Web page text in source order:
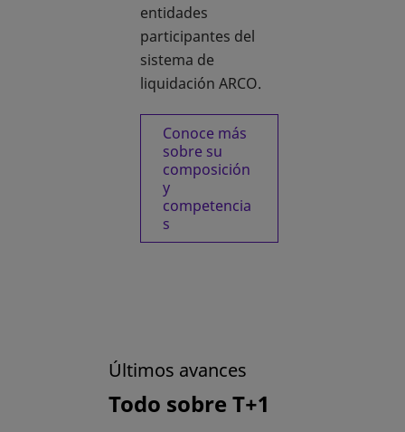
entidades
participantes del
sistema de
liquidación ARCO.
Conoce más
sobre su
composición
y
competencia
s
Últimos avances
Todo sobre T+1